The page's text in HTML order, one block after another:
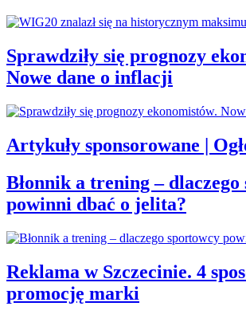
Sprawdziły się prognozy
Nowe dane o inflacji
Artykuły sponsorowane |
Błonnik a trening –
powinni dbać o jelita?
Reklama w Szczecinie. 4
promocję marki